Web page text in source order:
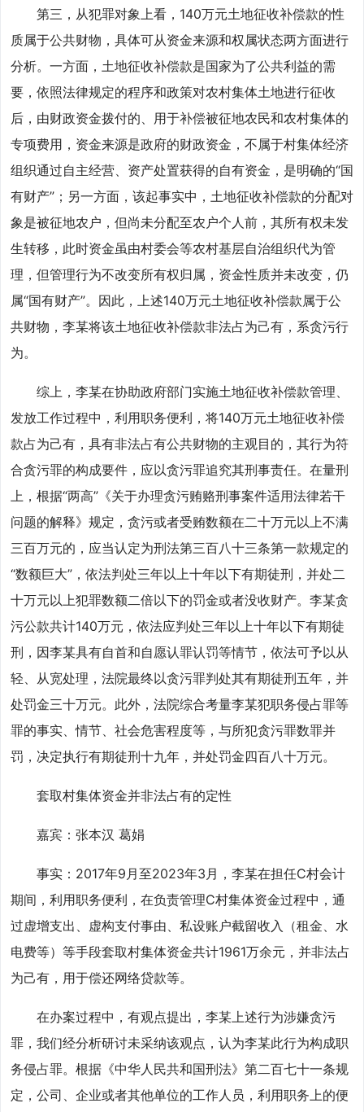
第三，从犯罪对象上看，140万元土地征收补偿款的性
质属于公共财物，具体可从资金来源和权属状态两方面进行
分析。一方面，土地征收补偿款是国家为了公共利益的需
要，依照法律规定的程序和政策对农村集体土地进行征收
后，由财政资金拨付的、用于补偿被征地农民和农村集体的
专项费用，资金来源是政府的财政资金，不属于村集体经济
组织通过自主经营、资产处置获得的自有资金，是明确的“国
有财产”；另一方面，该起事实中，土地征收补偿款的分配对
象是被征地农户，但尚未分配至农户个人前，其所有权未发
生转移，此时资金虽由村委会等农村基层自治组织代为管
理，但管理行为不改变所有权归属，资金性质并未改变，仍
属“国有财产”。因此，上述140万元土地征收补偿款属于公
共财物，李某将该土地征收补偿款非法占为己有，系贪污行
为。
综上，李某在协助政府部门实施土地征收补偿款管理、
发放工作过程中，利用职务便利，将140万元土地征收补偿
款占为己有，具有非法占有公共财物的主观目的，其行为符
合贪污罪的构成要件，应以贪污罪追究其刑事责任。在量刑
上，根据“两高”《关于办理贪污贿赂刑事案件适用法律若干
问题的解释》规定，贪污或者受贿数额在二十万元以上不满
三百万元的，应当认定为刑法第三百八十三条第一款规定的
“数额巨大”，依法判处三年以上十年以下有期徒刑，并处二
十万元以上犯罪数额二倍以下的罚金或者没收财产。李某贪
污公款共计140万元，依法应判处三年以上十年以下有期徒
刑，因李某具有自首和自愿认罪认罚等情节，依法可予以从
轻、从宽处理，法院最终以贪污罪判处其有期徒刑五年，并
处罚金三十万元。此外，法院综合考量李某犯职务侵占罪等
罪的事实、情节、社会危害程度等，与所犯贪污罪数罪并
罚，决定执行有期徒刑十九年，并处罚金四百八十万元。
套取村集体资金并非法占有的定性
嘉宾：张本汉 葛娟
事实：2017年9月至2023年3月，李某在担任C村会计
期间，利用职务便利，在负责管理C村集体资金过程中，通
过虚增支出、虚构支付事由、私设账户截留收入（租金、水
电费等）等手段套取村集体资金共计1961万余元，并非法占
为己有，用于偿还网络贷款等。
在办案过程中，有观点提出，李某上述行为涉嫌贪污
罪，我们经分析研讨未采纳该观点，认为李某此行为构成职
务侵占罪。根据《中华人民共和国刑法》第二百七十一条规
定，公司、企业或者其他单位的工作人员，利用职务上的便